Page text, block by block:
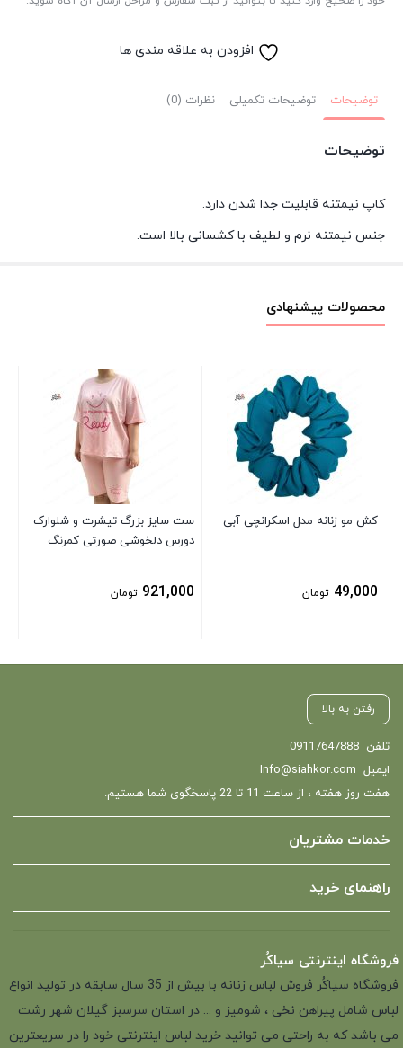
افزودن به علاقه مندی ها
توضیحات توضیحات تکمیلی نظرات (0)
توضیحات
کاپ نیمتنه قابلیت جدا شدن دارد.
جنس نیمتنه نرم و لطیف با کشسانی بالا است.
محصولات پیشنهادی
کش مو زنانه مدل اسکرانچی آبی
49,000 تومان
ست سایز بزرگ تیشرت و شلوارک
دورس دلخوشی صورتی کمرنگ
921,000 تومان
رفتن به بالا
تلفن 09117647888
ایمیل Info@siahkor.com
هفت روز هفته ، از ساعت 11 تا 22 پاسخگوی شما هستیم.
خدمات مشتریان
راهنمای خرید
فروشگاه اینترنتی سیاکُر
فروشگاه سیاکُر فروش لباس زنانه با بیش از 35 سال سابقه در تولید انواع
لباس شامل پیراهن نخی ، شومیز و ... در استان سرسبز گیلان شهر رشت
می باشد که به راحتی می توانید خرید لباس اینترنتی خود را در سریعترین